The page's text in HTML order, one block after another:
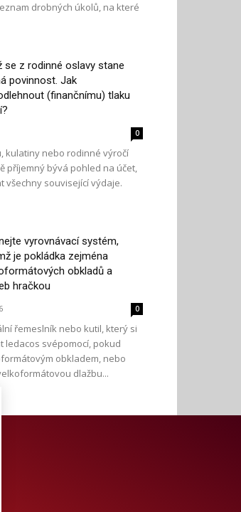
drobných úkolů, na které
se z rodinné oslavy stane
povinnost. Jak
(finančnímu) tlaku
0
kulatiny nebo rodinné výročí
příjemný bývá pohled na účet,
všechny související výdaje.
vyrovnávací systém,
je pokládka zejména
obkladů a
hračkou
0
řemeslník nebo kutil, který si
ledacos svépomocí, pokud
obkladem, nebo
dlažbu...